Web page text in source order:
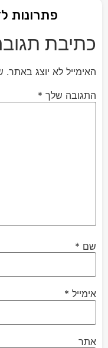
פתרונות
כתיבת
האימייל לא יוצג באתר.
התגובה שלך *
שם *
אימייל *
אתר